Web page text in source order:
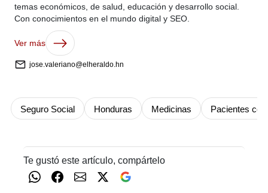
temas económicos, de salud, educación y desarrollo social.
Con conocimientos en el mundo digital y SEO.
Ver más
jose.valeriano@elheraldo.hn
Seguro Social Honduras Medicinas Pacientes
Te gustó este artículo, compártelo